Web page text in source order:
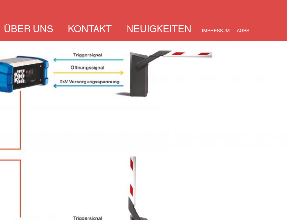
ÜBER UNS KONTAKT NEUIGKEITEN IMPRESSUM AGBS